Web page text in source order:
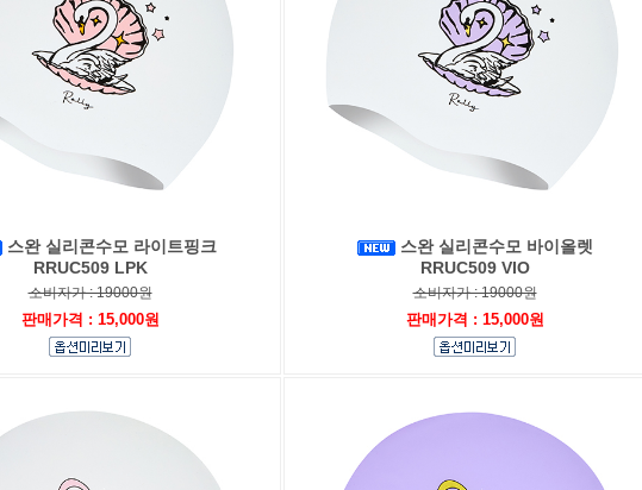
스완 실리콘수모 라이트핑크
RRUC509 LPK
소비자가 : 19000원
판매가격 : 15,000원
스완 실리콘수모 바이올렛
RRUC509 VIO
소비자가 : 19000원
판매가격 : 15,000원